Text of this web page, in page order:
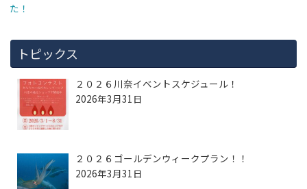
た！
トピックス
２０２６川奈イベントスケジュール！
2026年3月31日
２０２６ゴールデンウィークプラン！！
2026年3月31日